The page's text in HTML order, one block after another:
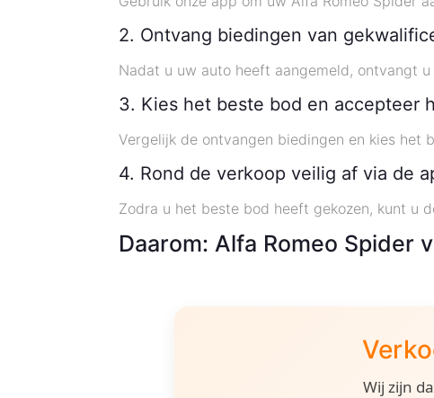
2. Ontvang biedingen van
Nadat u uw auto heeft aangemeld, ontvangt
3. Kies het beste bod en accepteer
Vergelijk de ontvangen biedingen en kies het
4. Rond de verkoop veilig af via de
Zodra u het beste bod heeft gekozen, kunt u
Daarom: Alfa Romeo Spider
Wij zijn